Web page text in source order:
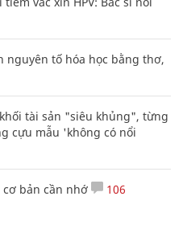
nguyên tố hóa học bằng thơ,
tài sản "siêu khủng", từng
cựu mẫu 'không có nổi
cơ bản cần nhớ 106